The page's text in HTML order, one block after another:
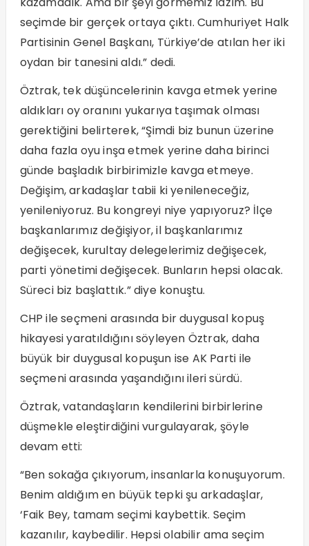
seçimde bir gerçek ortaya çıktı. Cumhuriyet Halk
Partisinin Genel Başkanı, Türkiye’de atılan her iki
oydan bir tanesini aldı.” dedi.
Öztrak, tek düşüncelerinin kavga etmek yerine
aldıkları oy oranını yukarıya taşımak olması
gerektiğini belirterek, “Şimdi biz bunun üzerine
daha fazla oyu inşa etmek yerine daha birinci
günde başladık birbirimizle kavga etmeye.
Değişim, arkadaşlar tabii ki yenileneceğiz,
yenileniyoruz. Bu kongreyi niye yapıyoruz? İlçe
başkanlarımız değişiyor, il başkanlarımız
değişecek, kurultay delegelerimiz değişecek,
parti yönetimi değişecek. Bunların hepsi olacak.
Süreci biz başlattık.” diye konuştu.
CHP ile seçmeni arasında bir duygusal kopuş
hikayesi yaratıldığını söyleyen Öztrak, daha
büyük bir duygusal kopuşun ise AK Parti ile
seçmeni arasında yaşandığını ileri sürdü.
Öztrak, vatandaşların kendilerini birbirlerine
düşmekle eleştirdiğini vurgulayarak, şöyle
devam etti:
“Ben sokağa çıkıyorum, insanlarla konuşuyorum.
Benim aldığım en büyük tepki şu arkadaşlar,
‘Faik Bey, tamam seçimi kaybettik. Seçim
kazanılır, kaybedilir. Hepsi olabilir ama seçim